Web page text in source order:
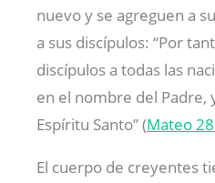
nuevo y se agreguen a
a sus discípulos: “Por
discípulos a todas las
en el nombre del Padre,
Espíritu Santo” (Mateo
El cuerpo de creyentes